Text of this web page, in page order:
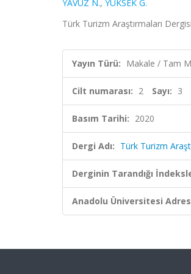
YAVUZ N., YÜKSEK G.
Türk Turizm Araştırmaları
Yayın Türü: Makale / Tam
Cilt numarası: 2 Sayı: 3
Basım Tarihi: 2020
Dergi Adı: Türk Turizm
Derginin Tarandığı
Anadolu Üniversitesi